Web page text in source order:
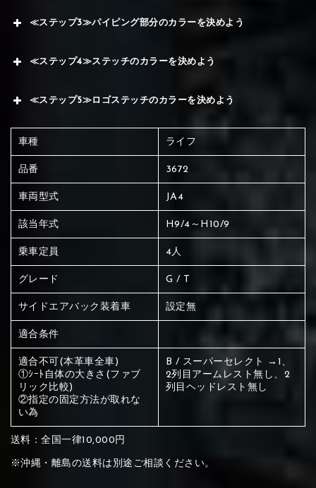
赤く塗られている場所を選択
ください
赤く塗られている部分にカラ
ー選択ください
≪ステップ3≫パイピング部分のカラーを決めよう
≪ステップ4≫ステッチのカラーを決めよう
≪ステップ5≫ロゴステッチのカラーを決めよう
車種 ライフ
品番 3672
車両型式 JA4
該当年式 H9/4～H10/9
乗車定員 4人
グレード G / T
サイドエアバック装着車 設定無
適合条件
適合不可(本革車全車)
①ｼｰﾄ自体の大きさ(ファブ
リック比較)
②指定の固定方法が取れな
い為
B / スーパーセレクト →1、
2列目アームレスト無し、2
列目ヘッドレスト無し
送料：全国一律10,000円
※沖縄・離島の送料は別途ご相談ください。